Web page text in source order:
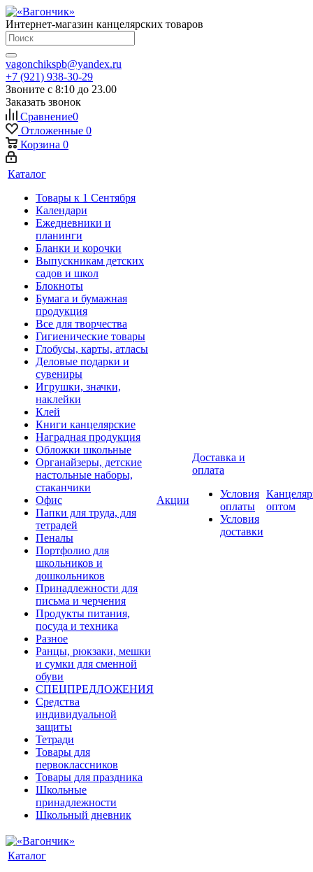
Интернет-магазин канцелярских товаров
vagonchikspb@yandex.ru
+7 (921) 938-30-29
Звоните с 8:10 до 23.00
Заказать звонок
Сравнение0
Отложенные 0
Корзина 0
Каталог
Товары к 1 Сентября
Календари
Ежедневники и
планинги
Бланки и корочки
Выпускникам детских
садов и школ
Блокноты
Бумага и бумажная
продукция
Все для творчества
Гигиенические товары
Глобусы, карты, атласы
Деловые подарки и
сувениры
Игрушки, значки,
наклейки
Клей
Книги канцелярские
Наградная продукция
Обложки школьные
Органайзеры, детские
настольные наборы,
стаканчики
Офис
Папки для труда, для
тетрадей
Пеналы
Портфолио для
школьников и
дошкольников
Принадлежности для
письма и черчения
Продукты питания,
посуда и техника
Разное
Ранцы, рюкзаки, мешки
и сумки для сменной
обуви
СПЕЦПРЕДЛОЖЕНИЯ
Средства
индивидуальной
защиты
Тетради
Товары для
первоклассников
Товары для праздника
Школьные
принадлежности
Школьный дневник
Акции
Доставка и
оплата
Условия
оплаты
Условия
доставки
оптом
Каталог